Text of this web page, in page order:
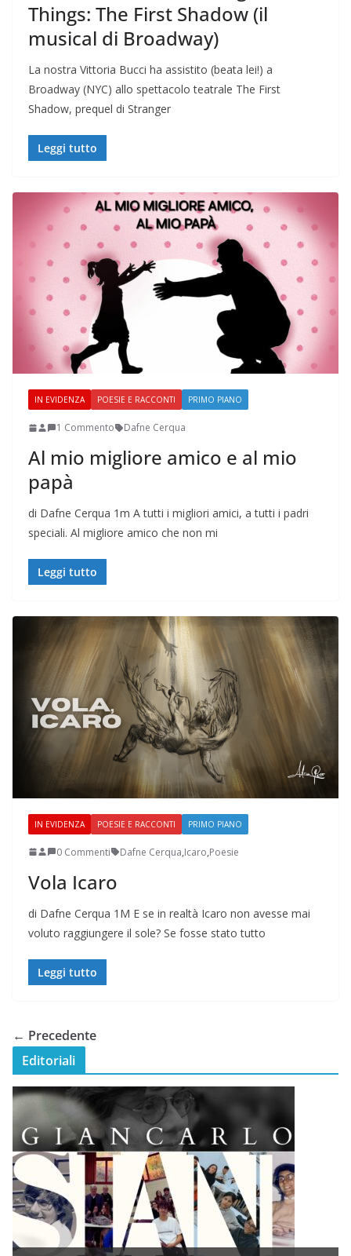
Things: The First Shadow (il
musical di Broadway)
La nostra Vittoria Bucci ha assistito (beata lei!) a
Broadway (NYC) allo spettacolo teatrale The First
Shadow, prequel di Stranger
Leggi tutto
IN EVIDENZA POESIE E RACCONTI PRIMO PIANO
1 Commento Dafne Cerqua
Al mio migliore amico e al mio
papà
di Dafne Cerqua 1m A tutti i migliori amici, a tutti i padri
speciali. Al migliore amico che non mi
Leggi tutto
IN EVIDENZA POESIE E RACCONTI PRIMO PIANO
0 Commenti Dafne Cerqua,Icaro,Poesie
Vola Icaro
di Dafne Cerqua 1M E se in realtà Icaro non avesse mai
voluto raggiungere il sole? Se fosse stato tutto
Leggi tutto
← Precedente
Editoriali